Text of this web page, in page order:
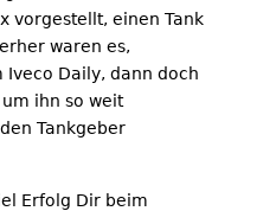
vorgestellt, einen Tank
waren es,
Daily, dann doch
ihn so weit
Tankgeber
Erfolg Dir beim